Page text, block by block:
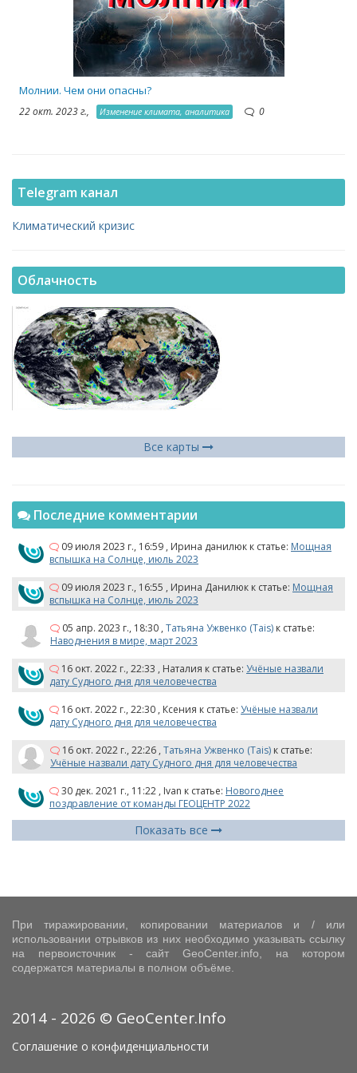
Молнии. Чем они опасны?
22 окт. 2023 г., Изменение климата, аналитика 0
Telegram канал
Климатический кризис
Облачность
Все карты
Последние комментарии
09 июля 2023 г., 16:59 , Ирина данилюк к статье: Мощная
вспышка на Солнце, июль 2023
09 июля 2023 г., 16:55 , Ирина Данилюк к статье: Мощная
вспышка на Солнце, июль 2023
05 апр. 2023 г., 18:30 , Татьяна Ужвенко (Tais) к статье:
Наводнения в мире, март 2023
16 окт. 2022 г., 22:33 , Наталия к статье: Учёные назвали
дату Судного дня для человечества
16 окт. 2022 г., 22:30 , Ксения к статье: Учёные назвали
дату Судного дня для человечества
16 окт. 2022 г., 22:26 , Татьяна Ужвенко (Tais) к статье:
Учёные назвали дату Судного дня для человечества
30 дек. 2021 г., 11:22 , Ivan к статье: Новогоднее
поздравление от команды ГЕОЦЕНТР 2022
Показать все
При тиражировании, копировании материалов и / или
использовании отрывков из них необходимо указывать ссылку
на первоисточник - сайт GeoCenter.info, на котором
содержатся материалы в полном объёме.
2014 - 2026 © GeoCenter.Info
Соглашение о конфиденциальности